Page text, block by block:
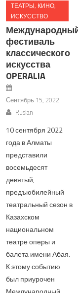
ТЕАТРЫ, КИНО,
ИСКУССТВО
фестиваль
классического
искусства
OPERALIA
Сентябрь 15, 2022
Ruslan
10 сентября 2022
года в Алматы
представили
восемьдесят
девятый,
предъюбилейный
театральный сезон в
Казахском
национальном
театре оперы и
балета имени Абая.
К этому событию
был приурочен